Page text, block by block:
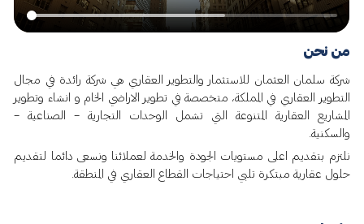
من نحن
شركة سلمان العثمان للاستثمار والتطوير العقاري هي شركة رائدة في مجال
التطوير العقاري في المملكة، متخصصة في تطوير الاراضي الخام و انشاء وتطوير
المشاريع العقارية المتنوعة التي تشمل الوحدات التجارية – الصناعية –
والسكنية.
نلتزم بتقديم اعلى مستويات الجودة والخدمة لعملائنا ونسعى دائما لتقديم
حلول عقارية مبتكرة تلبي احتياجات القطاع العقاري في المنطقة.